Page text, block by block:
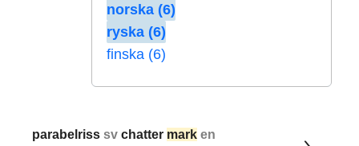
norska (6)
ryska (6)
finska (6)
parabelrisssvchatter mark en